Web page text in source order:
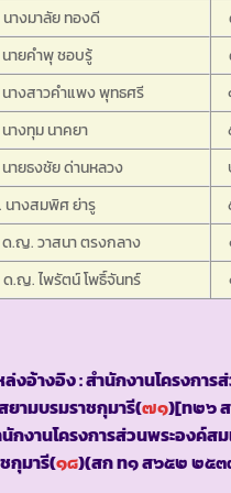
างมาลัย ทองดี
ายคำพุ ชอบรู้
างสาวคำแพง พุทธศรี
างทุม นาคยา
ายธงชัย ด่านหลวง
างสมพิศ ย่ารู
.ญ. วาสนา ตรงกลาง
.ญ. ไพรัตน์ โพธิ์จันทร์
งอ้างอิง : สำนักงานโครงกา
ยามบรมราชกุมารี(๗๑)[ท๒๖
กงานโครงการส่วนพระองค์ส
กุมารี(๑๘)(สก ท๑ ส๖๕๒ ๒๕